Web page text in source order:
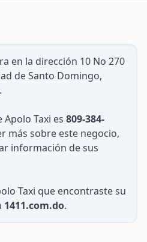
en la dirección 10 No 270
de Santo Domingo,
Taxi es 809-384-
más sobre este negocio,
información de sus
Taxi que encontraste su
1411.com.do.